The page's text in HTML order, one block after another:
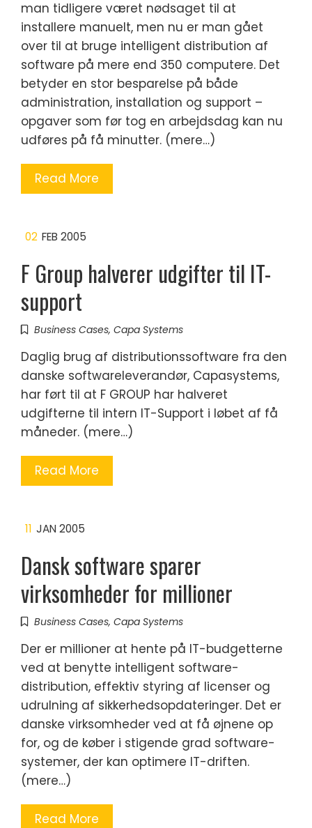
man tidligere været nødsaget til at
installere manuelt, men nu er man gået
over til at bruge intelligent distribution af
software på mere end 350 computere. Det
betyder en stor besparelse på både
administration, installation og support –
opgaver som før tog en arbejdsdag kan nu
udføres på få minutter. (mere…)
Read More
02 FEB 2005
F Group halverer udgifter til IT-
support
Business Cases, Capa Systems
Daglig brug af distributionssoftware fra den
danske softwareleverandør, Capasystems,
har ført til at F GROUP har halveret
udgifterne til intern IT-Support i løbet af få
måneder. (mere…)
Read More
11 JAN 2005
Dansk software sparer
virksomheder for millioner
Business Cases, Capa Systems
Der er millioner at hente på IT-budgetterne
ved at benytte intelligent software-
distribution, effektiv styring af licenser og
udrulning af sikkerhedsopdateringer. Det er
danske virksomheder ved at få øjnene op
for, og de køber i stigende grad software-
systemer, der kan optimere IT-driften.
(mere…)
Read More